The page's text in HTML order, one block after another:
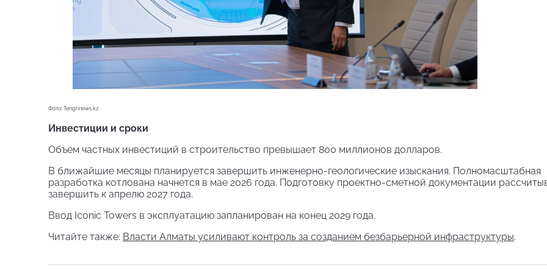
Фото: Tengrinews.kz
Инвестиции и сроки
Объем частных инвестиций в строительство превышает 800 миллионов долларов.
В ближайшие месяцы планируется завершить инженерно-геологические изыскания. Полномасштабная
разработка котлована начнется в мае 2026 года. Подготовку проектно-сметной документации
завершить к апрелю 2027 года.
Ввод Iconic Towers в эксплуатацию запланирован на конец 2029 года.
Читайте также: Власти Алматы усиливают контроль за созданием безбарьерной инфраструктуры.